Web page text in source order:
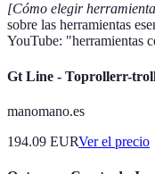
[Cómo elegir
sobre las herramientas
YouTube: "herramientas
Gt Line - Toprollerr-
manomano.es
194.09 EURVer el precio